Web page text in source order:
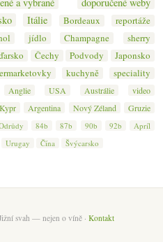
Itálie Bordeaux
reportáže
jídlo Champagne
sherry
Čechy Podvody
Japonsko
kuchyně
speciality
Anglie USA Austrálie
video
Kypr Argentina Nový Zéland
Gruzie
84b 87b 90b 92b
Apríl
Urugay Čína Švýcarsko
svah — nejen o víně · Kontakt